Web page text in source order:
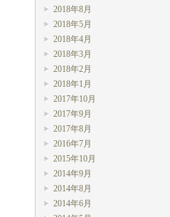
2018年8月
2018年5月
2018年4月
2018年3月
2018年2月
2018年1月
2017年10月
2017年9月
2017年8月
2016年7月
2015年10月
2014年9月
2014年8月
2014年6月